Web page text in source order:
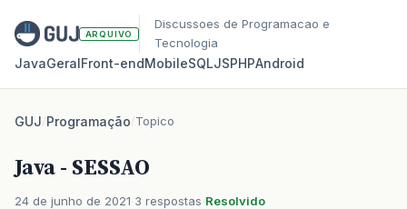
ARQUIVO
Discussoes de Programacao e
Tecnologia
JavaGeralFront‑endMobileSQLJSPHPAndroid
GUJ/Programação/Topico
Java - SESSAO
24 de junho de 2021 3 respostas Resolvido